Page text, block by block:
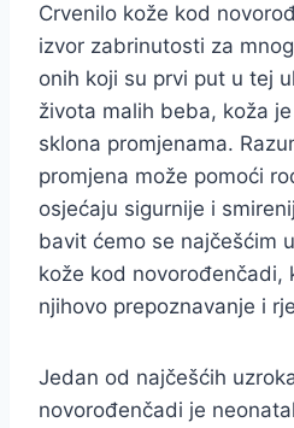
Crvenilo kože kod
izvor zabrinutosti za
onih koji su prvi put u tej
života malih beba, koža
sklona promjenama.
promjena može pomoći
osjećaju sigurnije i
bavit ćemo se najčešćim
kože kod novorođenčadi,
njihovo prepoznavanje i
Jedan od najčešćih
novorođenčadi je